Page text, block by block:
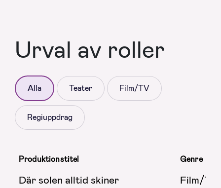
Urval av roller
Alla Teater Film/TV
Regiuppdrag
Produktionstitel Genre
Där solen alltid skiner
Film/TV